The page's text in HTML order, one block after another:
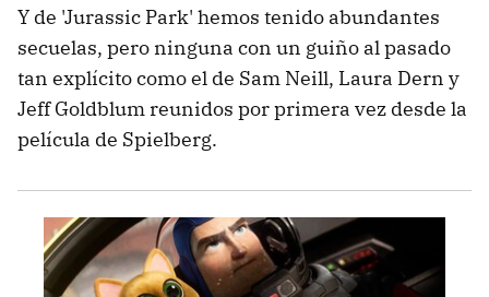
Y de 'Jurassic Park' hemos tenido abundantes
secuelas, pero ninguna con un guiño al pasado
tan explícito como el de Sam Neill, Laura Dern y
Jeff Goldblum reunidos por primera vez desde la
película de Spielberg.